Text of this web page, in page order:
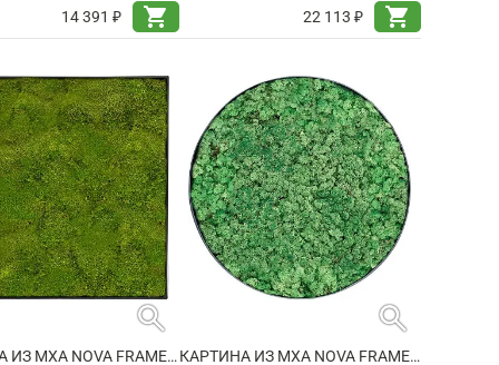
14 391 ₽
shopping_cart
22 113 ₽
shopping_cart
search
КАРТИНА ИЗ МХА NOVA FRAME ANTHRACITE-CONCRETE 100% FLAT MOSS
search
КАРТИНА ИЗ МХА NOVA FRAME ANTHRACITE-CONCRETE 100% REINDEER (GRASS GREEN)